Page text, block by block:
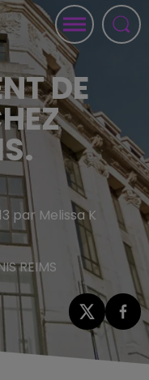
DE
par Melissa K
REIMS